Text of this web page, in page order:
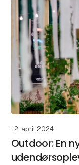
12. april 2024
Outdoor: En